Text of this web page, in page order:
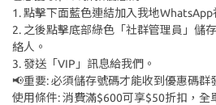
1. 點擊下面藍色連結加入我地WhatsApp
2. 之後點擊底部綠色「社群管理員」儲
絡人。
3. 發送「VIP」訊息給我們。
📢重要: 必須儲存號碼才能收到優惠碼群
使用條件: 消費滿$600可享$50折扣，